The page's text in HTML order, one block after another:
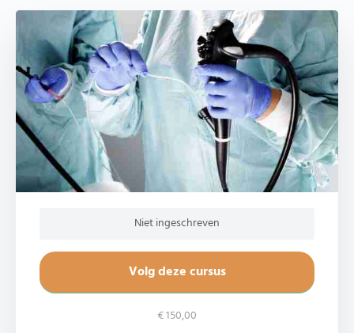
Niet ingeschreven
Volg deze cursus
€ 150,00